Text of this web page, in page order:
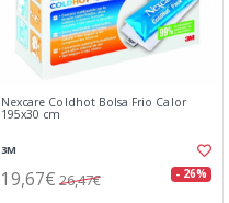
Nexcare Coldhot Bolsa Frio Calor
195x30 cm
3M
19,67€ 26,47€ - 26%